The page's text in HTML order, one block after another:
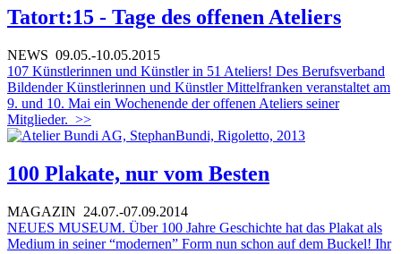
Tatort:15 - Tage des offenen Ateliers
NEWS 09.05.-10.05.2015
107 Künstlerinnen und Künstler in 51 Ateliers! Des Berufsverband
Bildender Künstlerinnen und Künstler Mittelfranken veranstaltet am
9. und 10. Mai ein Wochenende der offenen Ateliers seiner
Mitglieder. >>
100 Plakate, nur vom Besten
MAGAZIN 24.07.-07.09.2014
NEUES MUSEUM. Über 100 Jahre Geschichte hat das Plakat als
Medium in seiner “modernen” Form nun schon auf dem Buckel! Ihr